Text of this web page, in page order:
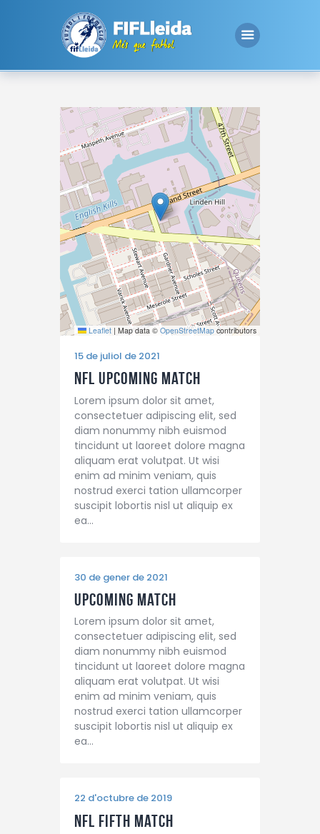
Inici
Club
Essencials
Inscripcions
Contacte
Leaflet | Map data © OpenStreetMap contributors
15 de juliol de 2021
NFL Upcoming Match
Lorem ipsum dolor sit amet,
consectetuer adipiscing elit, sed
diam nonummy nibh euismod
tincidunt ut laoreet dolore magna
aliquam erat volutpat. Ut wisi
enim ad minim veniam, quis
nostrud exerci tation ullamcorper
suscipit lobortis nisl ut aliquip ex
ea…
30 de gener de 2021
Upcoming Match
Lorem ipsum dolor sit amet,
consectetuer adipiscing elit, sed
diam nonummy nibh euismod
tincidunt ut laoreet dolore magna
aliquam erat volutpat. Ut wisi
enim ad minim veniam, quis
nostrud exerci tation ullamcorper
suscipit lobortis nisl ut aliquip ex
ea…
22 d'octubre de 2019
NFL Fifth Match